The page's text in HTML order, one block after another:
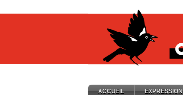
ACCUEIL EXPRESSION